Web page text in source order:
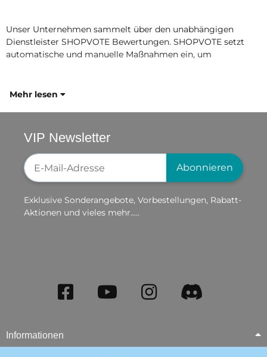
Unser Unternehmen sammelt über den unabhängigen
Dienstleister SHOPVOTE Bewertungen. SHOPVOTE setzt
automatische und manuelle Maßnahmen ein, um
Mehr lesen
VIP Newsletter
Newsletter-Registrierung
Abonnieren
Exklusive Sonderangebote, Vorbestellungen, Rabatt-
Aktionen und vieles mehr.....
Informationen